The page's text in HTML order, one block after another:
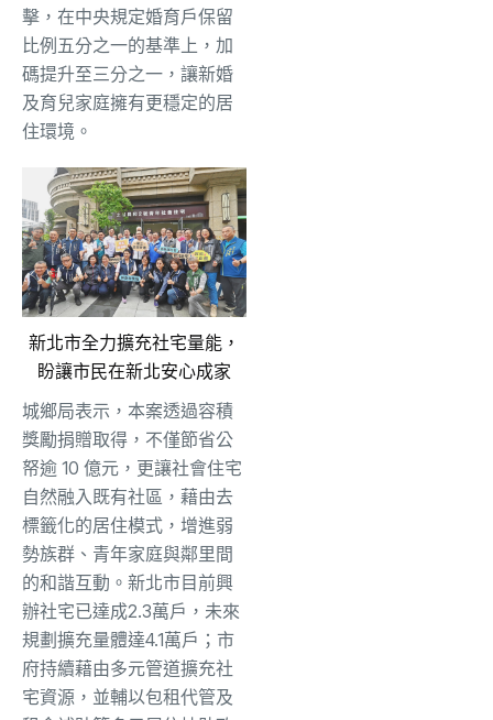
擊，在中央規定婚育戶保留
比例五分之一的基準上，加
碼提升至三分之一，讓新婚
及育兒家庭擁有更穩定的居
住環境。
新北市全力擴充社宅量能，
盼讓市民在新北安心成家
城鄉局表示，本案透過容積
獎勵捐贈取得，不僅節省公
帑逾 10 億元，更讓社會住宅
自然融入既有社區，藉由去
標籤化的居住模式，增進弱
勢族群、青年家庭與鄰里間
的和諧互動。新北市目前興
辦社宅已達成2.3萬戶，未來
規劃擴充量體達4.1萬戶；市
府持續藉由多元管道擴充社
宅資源，並輔以包租代管及